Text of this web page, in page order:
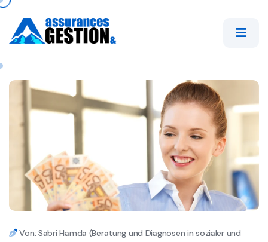
Von: Sabri Hamda (Beratung und Diagnosen in sozialer und